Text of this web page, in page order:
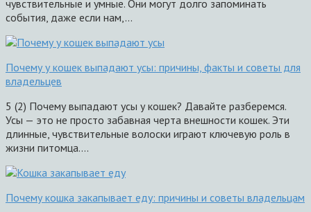
чувствительные и умные. Они могут долго запоминать
события, даже если нам,…
Почему у кошек выпадают усы: причины, факты и советы для
владельцев
5 (2) Почему выпадают усы у кошек? Давайте разберемся.
Усы — это не просто забавная черта внешности кошек. Эти
длинные, чувствительные волоски играют ключевую роль в
жизни питомца….
Почему кошка закапывает еду: причины и советы владельцам